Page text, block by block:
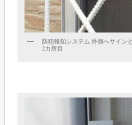
防犯報知システム 外側へサイン
2カ所目